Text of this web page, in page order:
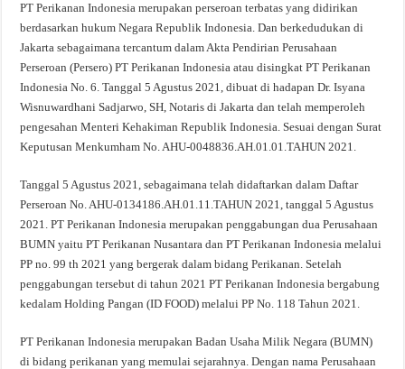
PT Perikanan Indonesia merupakan perseroan terbatas yang didirikan
berdasarkan hukum Negara Republik Indonesia. Dan berkedudukan di
Jakarta sebagaimana tercantum dalam Akta Pendirian Perusahaan
Perseroan (Persero) PT Perikanan Indonesia atau disingkat PT Perikanan
Indonesia No. 6. Tanggal 5 Agustus 2021, dibuat di hadapan Dr. Isyana
Wisnuwardhani Sadjarwo, SH, Notaris di Jakarta dan telah memperoleh
pengesahan Menteri Kehakiman Republik Indonesia. Sesuai dengan Surat
Keputusan Menkumham No. AHU-0048836.AH.01.01.TAHUN 2021.
Tanggal 5 Agustus 2021, sebagaimana telah didaftarkan dalam Daftar
Perseroan No. AHU-0134186.AH.01.11.TAHUN 2021, tanggal 5 Agustus
2021. PT Perikanan Indonesia merupakan penggabungan dua Perusahaan
BUMN yaitu PT Perikanan Nusantara dan PT Perikanan Indonesia melalui
PP no. 99 th 2021 yang bergerak dalam bidang Perikanan. Setelah
penggabungan tersebut di tahun 2021 PT Perikanan Indonesia bergabung
kedalam Holding Pangan (ID FOOD) melalui PP No. 118 Tahun 2021.
PT Perikanan Indonesia merupakan Badan Usaha Milik Negara (BUMN)
di bidang perikanan yang memulai sejarahnya. Dengan nama Perusahaan